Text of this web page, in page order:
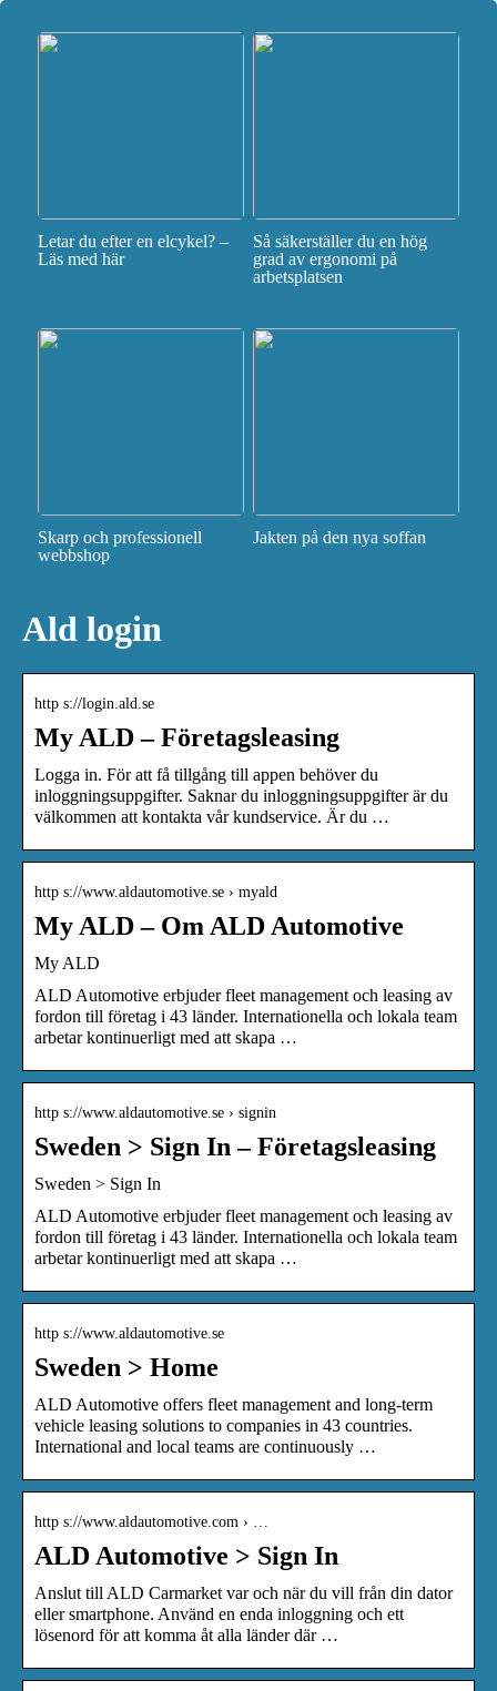
Letar du efter en elcykel? –
Läs med här
Så säkerställer du en hög
grad av ergonomi på
arbetsplatsen
Skarp och professionell
webbshop
Jakten på den nya soffan
Ald login
http s://login.ald.se
My ALD – Företagsleasing
Logga in. För att få tillgång till appen behöver du
inloggningsuppgifter. Saknar du inloggningsuppgifter är du
välkommen att kontakta vår kundservice. Är du …
http s://www.aldautomotive.se › myald
My ALD – Om ALD Automotive
My ALD
ALD Automotive erbjuder fleet management och leasing av
fordon till företag i 43 länder. Internationella och lokala team
arbetar kontinuerligt med att skapa …
http s://www.aldautomotive.se › signin
Sweden > Sign In – Företagsleasing
Sweden > Sign In
ALD Automotive erbjuder fleet management och leasing av
fordon till företag i 43 länder. Internationella och lokala team
arbetar kontinuerligt med att skapa …
http s://www.aldautomotive.se
Sweden > Home
ALD Automotive offers fleet management and long-term
vehicle leasing solutions to companies in 43 countries.
International and local teams are continuously …
http s://www.aldautomotive.com › …
ALD Automotive > Sign In
Anslut till ALD Carmarket var och när du vill från din dator
eller smartphone. Använd en enda inloggning och ett
lösenord för att komma åt alla länder där …